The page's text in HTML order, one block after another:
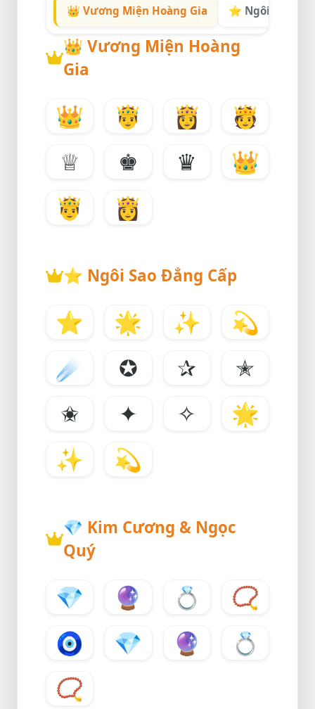
👑 Vương Miện Hoàng Gia ⭐ Ngôi Sao
👑 Vương Miện Hoàng
Gia
👑 🤴 👸
🫅
♕
♚ ♛
👑
🤴
👸
⭐ Ngôi Sao Đẳng Cấp
⭐ 🌟 ✨
💫
☄️
✪ ✰
✭
✬
✦ ✧
🌟
✨
💫
💎 Kim Cương & Ngọc
Quý
💎 🔮 💍
📿
🧿
💎 🔮
💍
📿